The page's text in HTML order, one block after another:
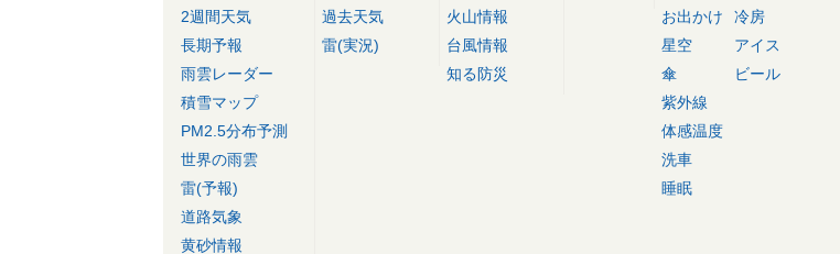
2週間天気
長期予報
雨雲レーダー
積雪マップ
PM2.5分布予測
世界の雨雲
雷(予報)
道路気象
黄砂情報
過去天気
雷(実況)
火山情報
台風情報
知る防災
お出かけ
星空
傘
紫外線
体感温度
洗車
睡眠
冷房
アイス
ビール